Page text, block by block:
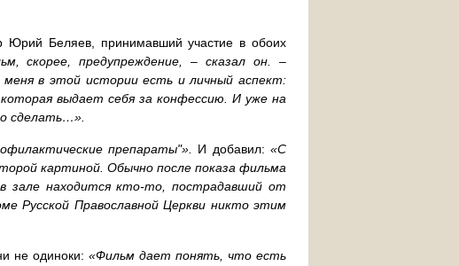
Юрий Беляев, принимавший участие в обоих
скорее, предупреждение, – сказал он. –
в этой истории есть и личный аспект:
выдает себя за конфессию. И уже на
сделать…».
препараты"». И добавил: «С
картиной. Обычно после показа фильма
зале находится кто-то, пострадавший от
Русской Православной Церкви никто этим
не одиноки: «Фильм дает понять, что есть